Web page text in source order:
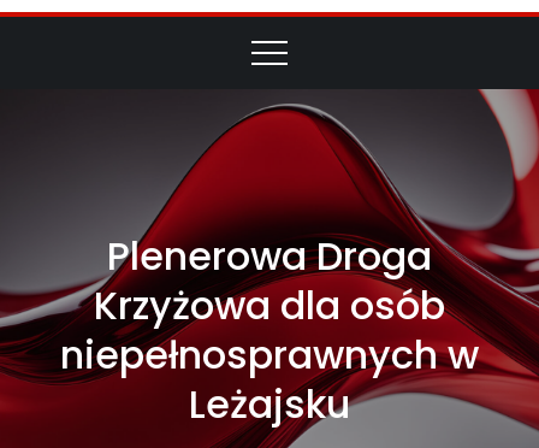
Plenerowa Droga
Krzyżowa dla osób
niepełnosprawnych w
Leżajsku